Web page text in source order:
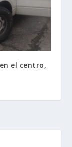
el centro,